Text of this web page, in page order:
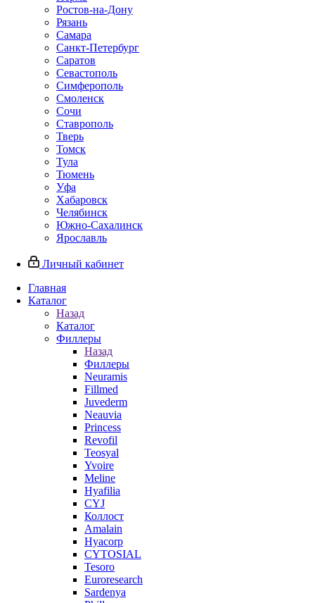
Ростов-на-Дону
Рязань
Самара
Санкт-Петербург
Саратов
Севастополь
Симферополь
Смоленск
Сочи
Ставрополь
Тверь
Томск
Тула
Тюмень
Уфа
Хабаровск
Челябинск
Южно-Сахалинск
Ярославль
Личный кабинет
Главная
Каталог
Назад
Каталог
Филлеры
Назад
Филлеры
Neuramis
Fillmed
Juvederm
Neauvia
Princess
Revofil
Teosyal
Yvoire
Meline
Hyafilia
CYJ
Коллост
Amalain
Hyacorp
CYTOSIAL
Tesoro
Euroresearch
Sardenya